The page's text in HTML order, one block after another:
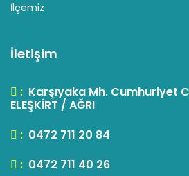
İlçemiz
İletişim
: Karşıyaka Mh. Cumhuriyet
ELEŞKİRT / AĞRI
: 0472 711 20 84
: 0472 711 40 26